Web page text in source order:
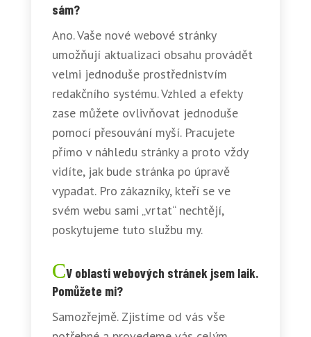
sám?
Ano. Vaše nové webové stránky
umožňují aktualizaci obsahu provádět
velmi jednoduše prostřednistvím
redakčního systému. Vzhled a efekty
zase můžete ovlivňovat jednoduše
pomocí přesouvání myší. Pracujete
přímo v náhledu stránky a proto vždy
vidíte, jak bude stránka po úpravě
vypadat. Pro zákazníky, kteří se ve
svém webu sami „vrtat“ nechtějí,
poskytujeme tuto službu my.
V oblasti webových stránek jsem laik.
Pomůžete mi?
Samozřejmě. Zjistíme od vás vše